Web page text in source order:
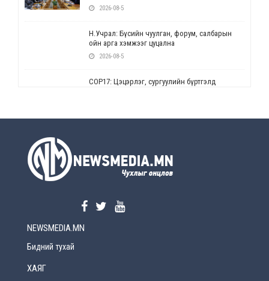
2026-08-5
Н.Учрал: Бүсийн чуулган, форум, салбарын
ойн арга хэмжээг цуцална
2026-08-5
СОР17: Цэцэрлэг, сургуулийн бүртгэлд
2026-08-5
2026-08-5
NEWSMEDIA.MN
Бидний тухай
ХАЯГ